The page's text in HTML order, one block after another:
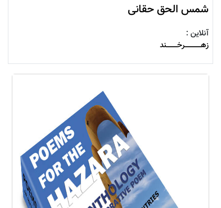
شمس الحق حقانی
آنلاین :
زهــــــــــــــــرخـــــــــــند